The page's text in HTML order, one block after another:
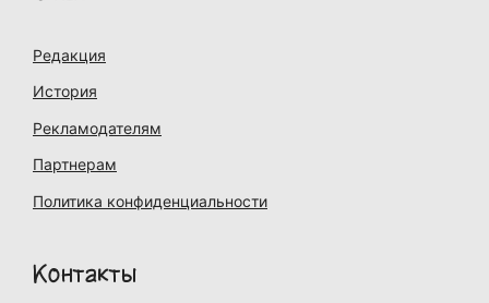
Редакция
История
Рекламодателям
Партнерам
Политика конфиденциальности
Контакты